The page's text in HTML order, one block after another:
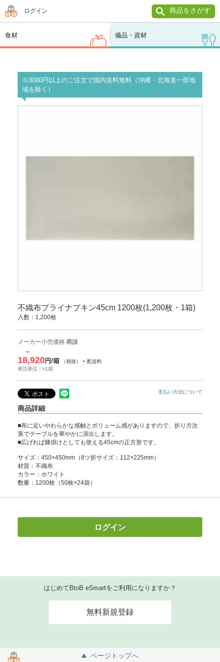
ログイン 商品をさがす
食材 備品・資材
※3000円以上のご注文で国内送料無料（沖縄・北海道一部地
域を除く）
不織布プライナプキン45cm 1200枚(1,200枚・1箱)
入数：1,200枚
メーカー小売価格 商談
18,920円/箱
（税抜） + 配送料
発注単位：×1箱
支払い方法について
商品詳細
■布に近いやわらかな感触とボリューム感がありますので、折り方次
第でテーブルを華やかに演出します。
■広げれば膝掛けとしても使える45cmの正方形です。
サイズ：450×450mm（8ツ折サイズ：112×225mm）
材質：不織布
カラー：ホワイト
数量：1200枚（50枚×24袋）
ログイン
はじめてBtoB eSmartをご利用になりますか？
無料新規登録
ページトップへ